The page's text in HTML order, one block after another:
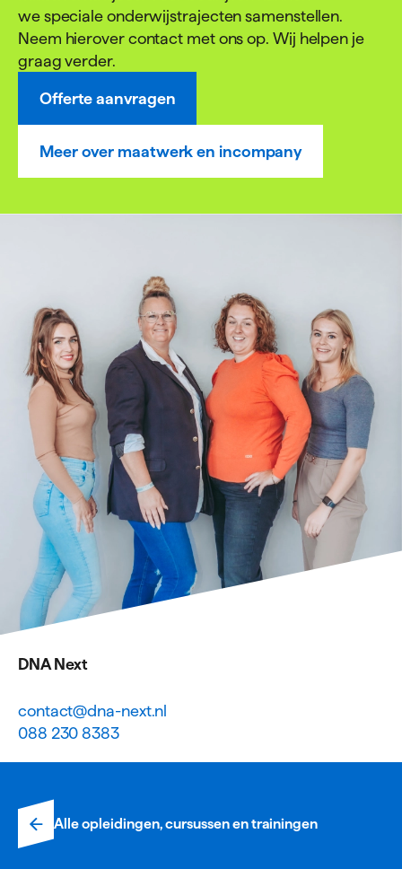
we speciale onderwijstrajecten samenstellen.
Neem hierover contact met ons op. Wij helpen je
graag verder.
Offerte aanvragen
Meer over maatwerk en incompany
DNA Next
contact@dna-next.nl
088 230 8383
Alle opleidingen, cursussen en trainingen